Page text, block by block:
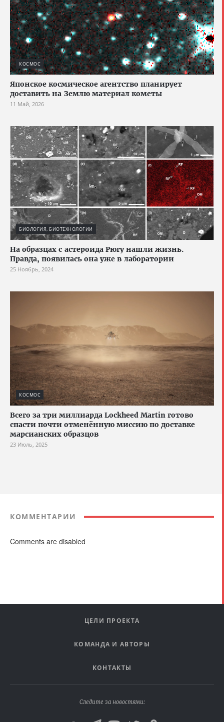
КОСМОС
Японское космическое агентство планирует
доставить на Землю материал кометы
11 Май, 2026
БИОЛОГИЯ, БИОТЕХНОЛОГИИ
На образцах с астероида Рюгу нашли жизнь.
Правда, появилась она уже в лаборатории
25 Ноябрь, 2024
КОСМОС
Всего за три миллиарда Lockheed Martin готово
спасти почти отменённую миссию по доставке
марсианских образцов
23 Июль, 2025
КОММЕНТАРИИ
Comments are disabled
ЦЕЛИ ПРОЕКТА
КОМАНДА И АВТОРЫ
КОНТАКТЫ
Следите за новостями: